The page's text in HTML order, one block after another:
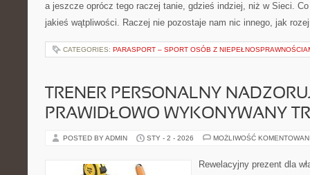
a jeszcze oprócz tego raczej tanie, gdzieś indziej, niż w Sieci.
jakieś wątpliwości. Raczej nie pozostaje nam nic innego, jak
CATEGORIES: PARASPORT – SPORT OSÓB Z
TRENER PERSONALNY
PRAWIDŁOWO WYKONYWANY
POSTED BY ADMIN STY - 2 - 2026 MOŻLIWOŚĆ
Rewelacyjny prezent dla